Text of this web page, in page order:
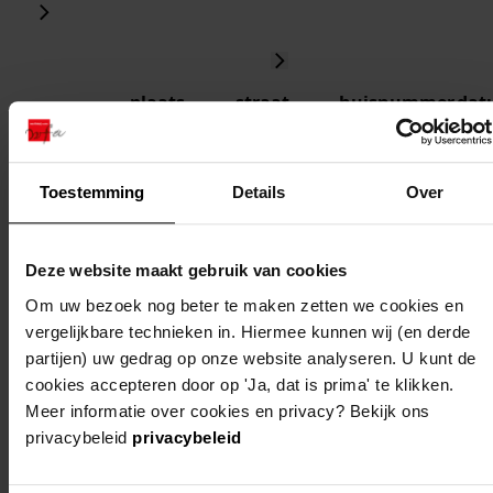
Toestemming Details Over
Deze website maakt gebruik van cookies
Om uw bezoek nog beter te maken zetten we cookies en
vergelijkbare technieken in. Hiermee kunnen wij (en derde
partijen) uw gedrag op onze website analyseren. U kunt de
cookies accepteren door op 'Ja, dat is prima' te klikken.
Meer informatie over cookies en privacy? Bekijk ons
privacybeleid privacybeleid
plaats straat huisnummer
15-
scharwoude
scharwoudezeedijk
15-
scharwoudejaagweg